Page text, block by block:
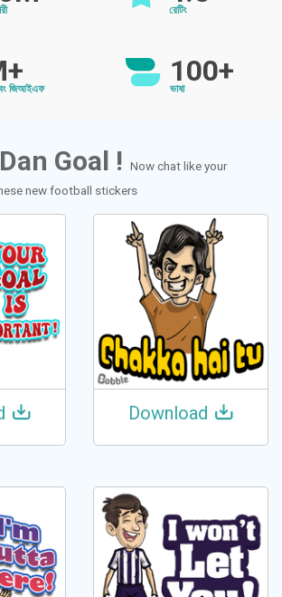
রেটিং
জিআইএফ
100+
ভাষা
Goal ! Now chat like your
new football stickers
Download